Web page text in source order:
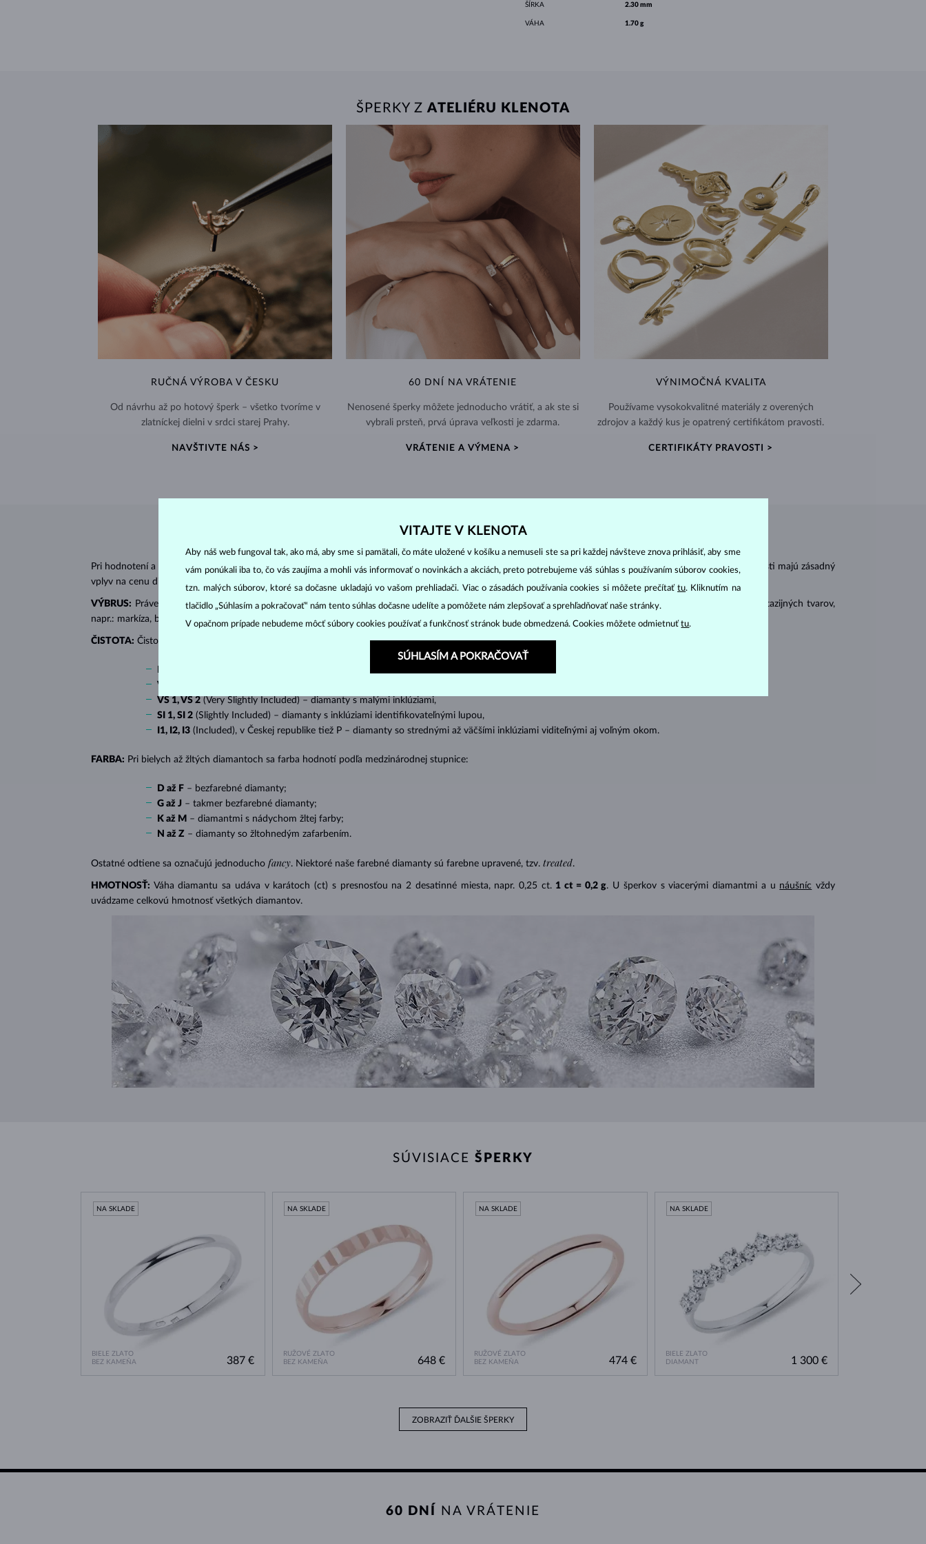
ŠÍRKA 2.30 mm
VÁHA 1.70 g
ŠPERKY Z ATELIÉRU KLENOTA
RUČNÁ VÝROBA V ČESKU
Od návrhu až po hotový šperk – všetko tvoríme v
zlatníckej dielni v srdci starej Prahy.
NAVŠTIVTE NÁS >
60 DNÍ NA VRÁTENIE
Nenosené šperky môžete jednoducho vrátiť, a ak ste si
vybrali prsteň, prvá úprava veľkosti je zdarma.
VRÁTENIE A VÝMENA >
VÝNIMOČNÁ KVALITA
Používame vysokokvalitné materiály z overených
zdrojov a každý kus je opatrený certifikátom pravosti.
CERTIFIKÁTY PRAVOSTI >
Pri hodnotení a certifikácii diamantovsa posudzujú ich základné parametre, tzv. 4C: výbrus (cut), čistota (clarity), farba (color ) a hmotnosť (carat). Tieto vlastnosti majú zásadný
vplyv na cenu diamantu.
VÝBRUS: Práve správny výbrus dodáva diamantu jeho oslnivý lesk. Najobľúbenejší je výbrus guľatý, tzv. briliant. Diamanty sa brúsia aj do mnohých tzv. fantazijných tvarov,
napr.: markíza, bageta, srdiečko, slza, ovál či princess (štvorboký alebo trojboký výbrus s ostrými rohmi, populárny najmä u
zásnubných prsteňov
ČISTOTA: Čistotu určuje množstvo, veľkosť a rozloženie tzv. inkluzií čiže vnútorných nedokonalostí diamantu:
VVS 1, VVS 2
VS 1, VS 2 (Very Slightly Included) – diamanty s malými inklúziami,
SI 1, SI 2 (Slightly Included) – diamanty s inklúziami identifikovateľnými lupou,
I1, I2, I3 (Included), v Českej republike tiež P – diamanty so strednými až väčšími inklúziami viditeľnými aj voľným okom.
FARBA: Pri bielych až žltých diamantoch sa farba hodnotí podľa medzinárodnej stupnice:
D až F – bezfarebné diamanty;
G až J – takmer bezfarebné diamanty;
K až M – diamantmi s nádychom žltej farby;
N až Z – diamanty so žltohnedým zafarbením.
Ostatné odtiene sa označujú jednoducho fancy. Niektoré naše farebné diamanty sú farebne upravené, tzv. treated.
HMOTNOSŤ: Váha diamantu sa udáva v karátoch (ct) s presnosťou na 2 desatinné miesta, napr. 0,25 ct. 1 ct = 0,2 g. U šperkov s viacerými diamantmi a u náušníc vždy
uvádzame celkovú hmotnosť všetkých diamantov.
SÚVISIACE ŠPERKY
BIELE ZLATO
BEZ KAMEŇA
NA SKLADE
387 €
RUŽOVÉ ZLATO
BEZ KAMEŇA
NA SKLADE
648 €
RUŽOVÉ ZLATO
BEZ KAMEŇA
NA SKLADE
474 €
BIELE ZLATO
DIAMANT
NA SKLADE
1 300 €
ZOBRAZIŤ ĎALŠIE ŠPERKY
60 DNÍ NA VRÁTENIE
VITAJTE V KLENOTA
Aby náš web fungoval tak, ako má, aby sme si pamätali, čo máte uložené v košíku a nemuseli ste sa pri každej návšteve znova prihlásiť, aby sme
vám ponúkali iba to, čo vás zaujíma a mohli vás informovať o novinkách a akciách, preto potrebujeme váš súhlas s používaním súborov cookies,
tzn. malých súborov, ktoré sa dočasne ukladajú vo vašom prehliadači. Viac o zásadách používania cookies si môžete prečítaťtu. Kliknutím na
tlačidlo „Súhlasím a pokračovať“ nám tento súhlas dočasne udelíte a pomôžete nám zlepšovať a sprehľadňovať naše stránky.
V opačnom prípade nebudeme môcť súbory cookies používať a funkčnosť stránok bude obmedzená. Cookies môžete odmietnuťtu.
SÚHLASÍM A POKRAČOVAŤ